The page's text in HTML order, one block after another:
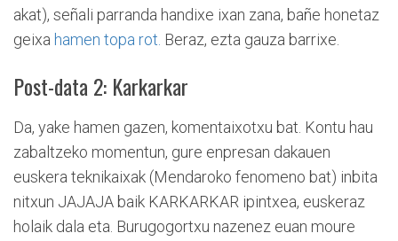
akat), señali parranda handixe ixan zana, bañe honetaz
geixa hamen topa rot. Beraz, ezta gauza barrixe.
Post-data 2: Karkarkar
Da, yake hamen gazen, komentaixotxu bat. Kontu hau
zabaltzeko momentun, gure enpresan dakauen
euskera teknikaixak (Mendaroko fenomeno bat) inbita
nitxun JAJAJA baik KARKARKAR ipintxea, euskeraz
holaik dala eta. Burugogortxu nazenez euan moure